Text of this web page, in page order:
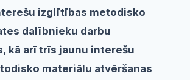
izglītības metodisko
dalībnieku darbu
kā arī trīs jaunu interešu
materiālu atvēršanas